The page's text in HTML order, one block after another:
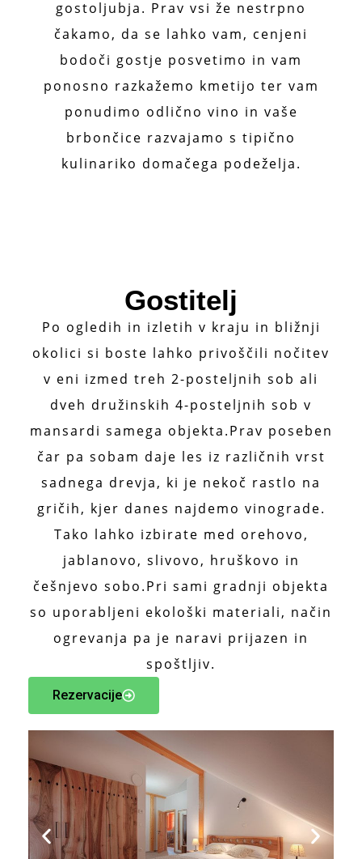
gostoljubja. Prav vsi že nestrpno
čakamo, da se lahko vam, cenjeni
bodoči gostje posvetimo in vam
ponosno razkažemo kmetijo ter vam
ponudimo odlično vino in vaše
brbončice razvajamo s tipično
kulinariko domačega podeželja.
Gostitelj
Po ogledih in izletih v kraju in bližnji
okolici si boste lahko privoščili nočitev
v eni izmed treh 2-posteljnih sob ali
dveh družinskih 4-posteljnih sob v
mansardi samega objekta.Prav poseben
čar pa sobam daje les iz različnih vrst
sadnega drevja, ki je nekoč rastlo na
gričih, kjer danes najdemo vinograde.
Tako lahko izbirate med orehovo,
jablanovo, slivovo, hruškovo in
češnjevo sobo.Pri sami gradnji objekta
so uporabljeni ekološki materiali, način
ogrevanja pa je naravi prijazen in
spoštljiv.
Rezervacije